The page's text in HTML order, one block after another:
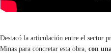
Destacó la articulación entre el sector
Minas para concretar esta obra, con